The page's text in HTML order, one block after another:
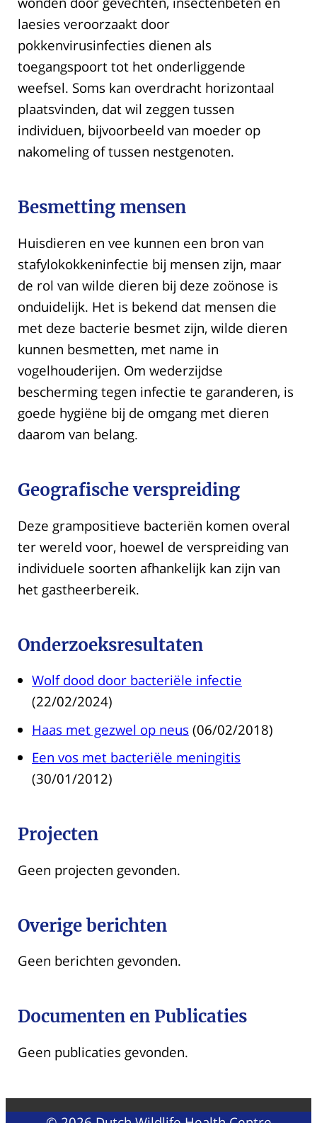
laesies veroorzaakt door
pokkenvirusinfecties dienen als
toegangspoort tot het onderliggende
weefsel. Soms kan overdracht horizontaal
plaatsvinden, dat wil zeggen tussen
individuen, bijvoorbeeld van moeder op
nakomeling of tussen nestgenoten.
Besmetting mensen
Huisdieren en vee kunnen een bron van
stafylokokkeninfectie bij mensen zijn, maar
de rol van wilde dieren bij deze zoönose is
onduidelijk. Het is bekend dat mensen die
met deze bacterie besmet zijn, wilde dieren
kunnen besmetten, met name in
vogelhouderijen. Om wederzijdse
bescherming tegen infectie te garanderen, is
goede hygiëne bij de omgang met dieren
daarom van belang.
Geografische verspreiding
Deze grampositieve bacteriën komen overal
ter wereld voor, hoewel de verspreiding van
individuele soorten afhankelijk kan zijn van
het gastheerbereik.
Onderzoeksresultaten
Wolf dood door bacteriële infectie
(22/02/2024)
Haas met gezwel op neus (06/02/2018)
Een vos met bacteriële meningitis
(30/01/2012)
Projecten
Geen projecten gevonden.
Overige berichten
Geen berichten gevonden.
Documenten en Publicaties
Geen publicaties gevonden.